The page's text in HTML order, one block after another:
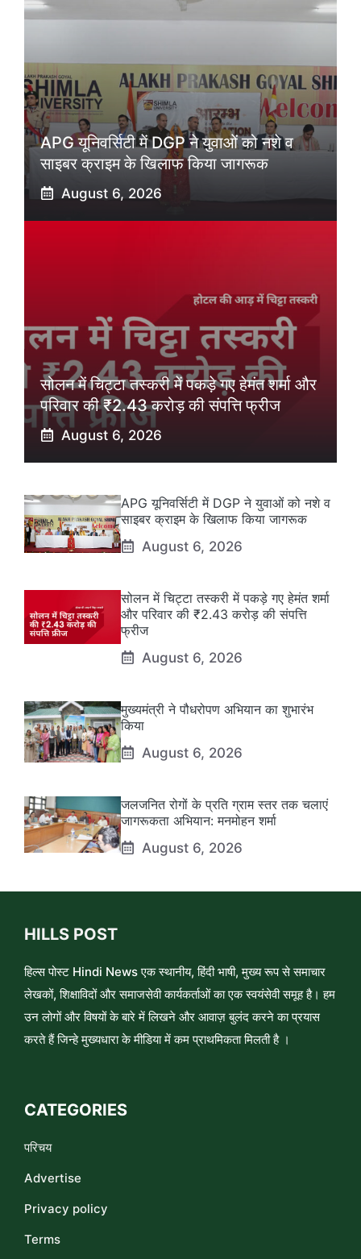
APG यूनिवर्सिटी में DGP ने युवाओं को नशे व
साइबर क्राइम के खिलाफ किया जागरूक
August 6, 2026
सोलन में चिट्टा तस्करी में पकड़े गए हेमंत शर्मा और
परिवार की ₹2.43 करोड़ की संपत्ति फ्रीज
August 6, 2026
APG यूनिवर्सिटी में DGP ने युवाओं को नशे व
साइबर क्राइम के खिलाफ किया जागरूक
August 6, 2026
सोलन में चिट्टा तस्करी में पकड़े गए हेमंत शर्मा
और परिवार की ₹2.43 करोड़ की संपत्ति
फ्रीज
August 6, 2026
मुख्यमंत्री ने पौधरोपण अभियान का शुभारंभ
किया
August 6, 2026
जलजनित रोगों के प्रति ग्राम स्तर तक चलाएं
जागरूकता अभियान: मनमोहन शर्मा
August 6, 2026
HILLS POST
हिल्स पोस्ट Hindi News एक स्थानीय, हिंदी भाषी, मुख्य रूप से समाचार
लेखकों, शिक्षाविदों और समाजसेवी कार्यकर्ताओं का एक स्वयंसेवी समूह है। हम
उन लोगों और विषयों के बारे में लिखने और आवाज़ बुलंद करने का प्रयास
करते हैं जिन्हे मुख्यधारा के मीडिया में कम प्राथमिकता मिलती है ।
CATEGORIES
परिचय
Advertise
Privacy policy
Terms